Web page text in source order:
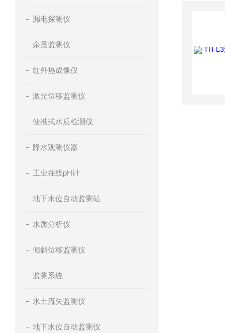
漏电探测仪
余震监测仪
红外热成像仪
激光位移监测仪
便携式水质检测仪
降水观测仪器
工业在线pH计
地下水位自动监测站
水质分析仪
倾斜位移监测仪
监测系统
水土流失监测仪
地下水位自动监测仪